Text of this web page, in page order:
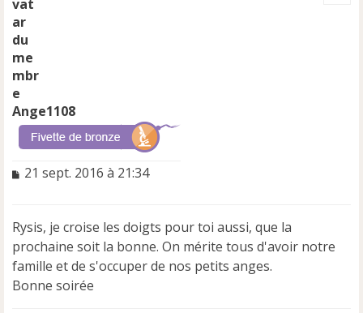
Ange1108
M
a
g
e
n
o
21 sept. 2016 à 21:34
Rysis, je croise les doigts pour toi aussi, que la
prochaine soit la bonne. On mérite tous d'avoir notre
famille et de s'occuper de nos petits anges.
Bonne soirée